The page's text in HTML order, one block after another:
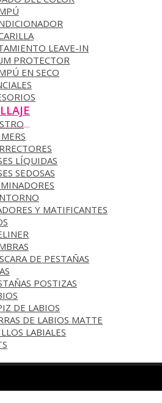
LEAVE-IN
PROTECTOR
EN SECO
LÍQUIDAS
SEDOSAS
Y MATIFICANTES
DE PESTAÑAS
POSTIZAS
DE LABIOS
DE LABIOS MATTE
LABIALES